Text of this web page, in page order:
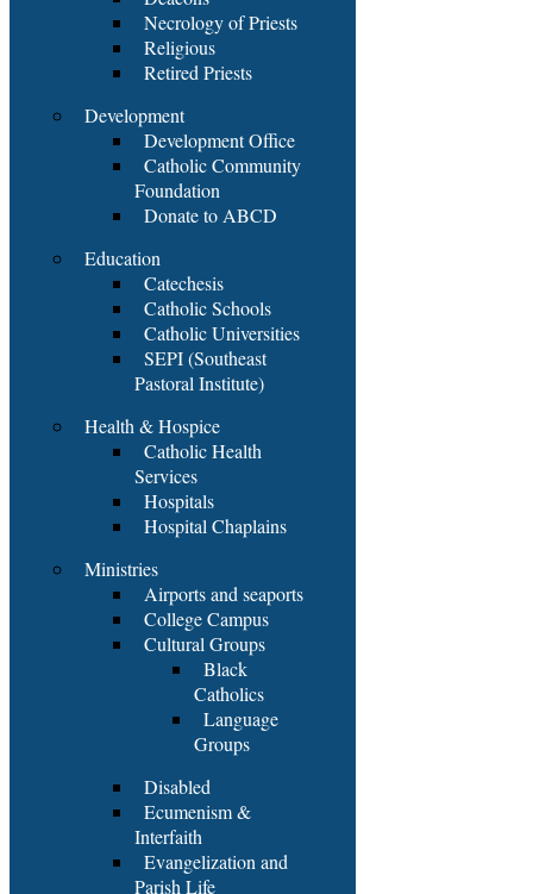
Necrology of Priests
Religious
Retired Priests
Development
Development Office
Catholic Community
Foundation
Donate to ABCD
Education
Catechesis
Catholic Schools
Catholic Universities
SEPI (Southeast
Pastoral Institute)
Health & Hospice
Catholic Health
Services
Hospitals
Hospital Chaplains
Ministries
Airports and seaports
College Campus
Cultural Groups
Black
Catholics
Language
Groups
Disabled
Ecumenism &
Interfaith
Evangelization and
Parish Life